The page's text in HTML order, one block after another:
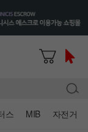
스 MIB 자전거